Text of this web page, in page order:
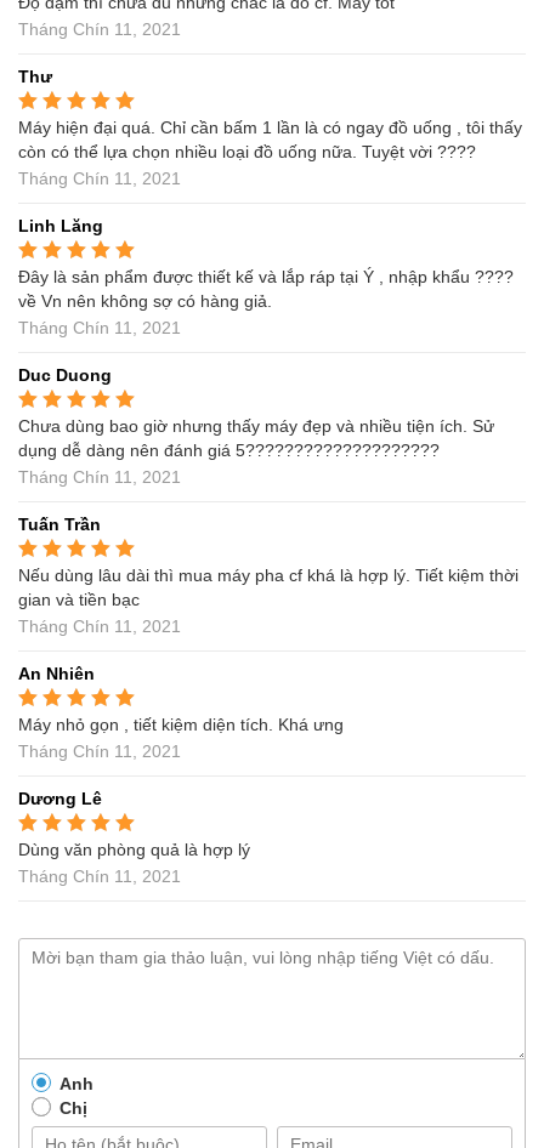
Tháng Chín 11, 2021
Thư
Được xếp hạng5 5
sao
Máy hiện đại quá. Chỉ cần bấm 1 lần là có ngay đồ uống , tôi thấy
còn có thể lựa chọn nhiều loại đồ uống nữa. Tuyệt vời ????
Tháng Chín 11, 2021
Linh Lăng
Được xếp hạng5 5
sao
Đây là sản phẩm được thiết kế và lắp ráp tại Ý , nhập khẩu ????
về Vn nên không sợ có hàng giả.
Tháng Chín 11, 2021
Duc Duong
Được xếp hạng 55
sao
Chưa dùng bao giờ nhưng thấy máy đẹp và nhiều tiện ích. Sử
dụng dễ dàng nên đánh giá 5????????????????????
Tháng Chín 11, 2021
Tuấn Trần
Được xếp hạng5 5
sao
Nếu dùng lâu dài thì mua máy pha cf khá là hợp lý. Tiết kiệm thời
gian và tiền bạc
Tháng Chín 11, 2021
An Nhiên
Được xếp hạng55
sao
Máy nhỏ gọn , tiết kiệm diện tích. Khá ưng
Tháng Chín 11, 2021
Dương Lê
Được xếp hạng5 5
sao
Dùng văn phòng quả là hợp lý
Tháng Chín 11, 2021
Anh
Chị